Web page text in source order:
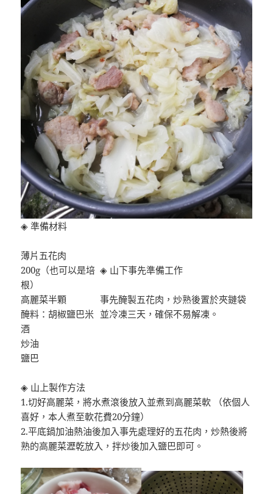
◈ 準備材料
薄片五花肉
200g（也可以是培
根）
高麗菜半顆
醃料：胡椒鹽巴米
酒
炒油
鹽巴
◈ 山下事先準備工作
事先醃製五花肉，炒熟後置於夾鏈袋
並冷凍三天，確保不易解凍。
◈ 山上製作方法
1.切好高麗菜，將水煮滾後放入並煮到高麗菜軟 （依個人
喜好，本人煮至軟花費20分鐘）
2.平底鍋加油熱油後加入事先處理好的五花肉，炒熱後將
熟的高麗菜瀝乾放入，拌炒後加入鹽巴即可。